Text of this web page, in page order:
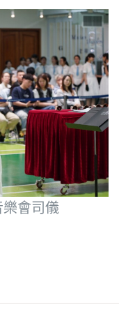
會司儀